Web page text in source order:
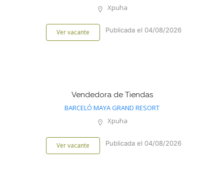
Xpuha
Ver vacante Publicada el 04/08/2026
Vendedora de Tiendas
BARCELÓ MAYA GRAND RESORT
Xpuha
Ver vacante Publicada el 04/08/2026